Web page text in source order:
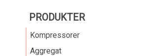
PRODUKTER
Kompressorer
Aggregat